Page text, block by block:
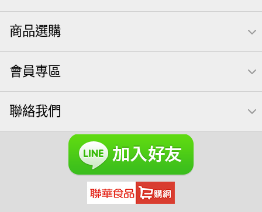
南瓜子 起司 每日 icash 義大利麵 荷卡
卡廸那 95℃鮮脆三色丁 芋頭
紅棗 【萬歲牌】每日堅果系列 三角飯糰
萬歲牌 米果
VA 萬歲牌 總匯點心包(42gx20包) 總匯點心包
減糖日記
無調味綜合堅果 杏仁 全聯 海苔 小魚乾
無糖 堅果飲 萬歲牌小魚 滿天星
元氣什穀堅果飲 烘焙
萬歲牌 堅果小包裝活力堅果 香菜
商品選購
會員專區
聯絡我們